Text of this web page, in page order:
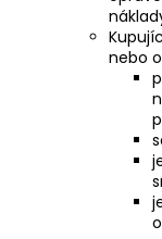
nebo